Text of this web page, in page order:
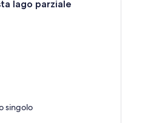
lago parziale
singolo